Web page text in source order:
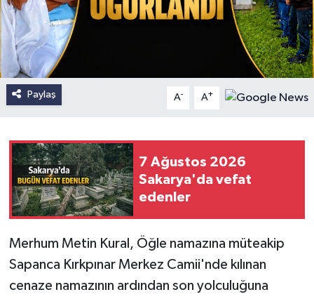
Paylaş A- A+
7 Ağustos 2026
Sakarya'da vefat
edenler
Merhum Metin Kural, Öğle namazına müteakip
Sapanca Kırkpınar Merkez Camii'nde kılınan
cenaze namazının ardından son yolculuğuna